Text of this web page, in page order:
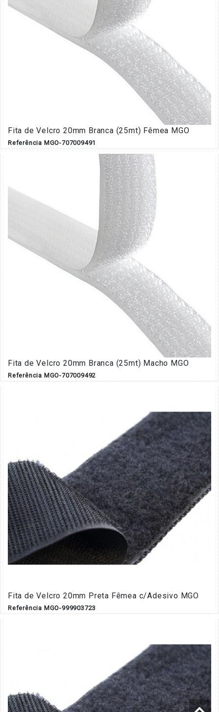
Fita de Velcro 20mm Branca (25mt) Fêmea MGO
Referência MGO-707009491
Fita de Velcro 20mm Branca (25mt) Macho MGO
Referência MGO-707009492
Fita de Velcro 20mm Preta Fêmea c/Adesivo MGO
Referência MGO-999903723